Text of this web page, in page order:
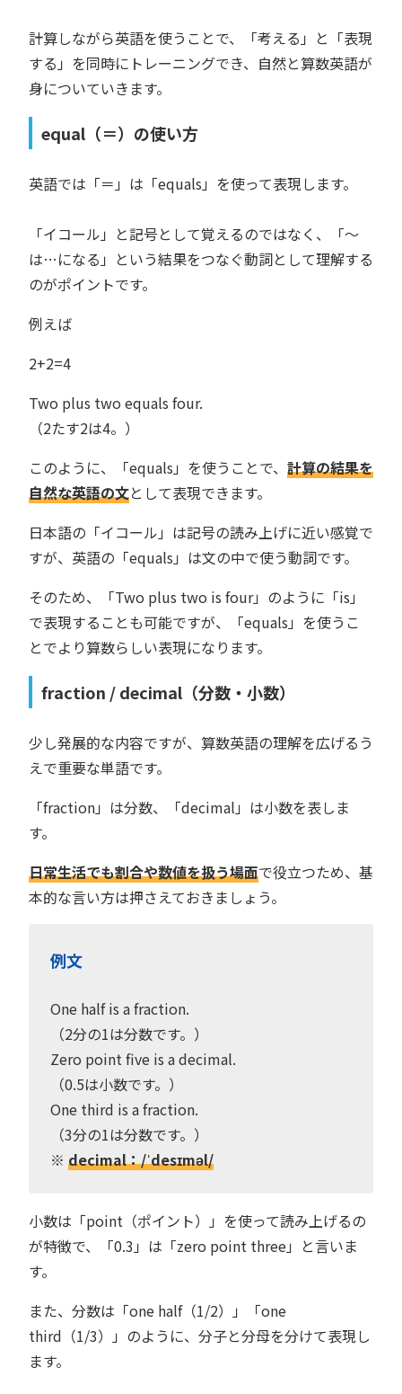
計算しながら英語を使うことで、「考える」と「表現
する」を同時にトレーニングでき、自然と算数英語が
身についていきます。
equal（＝）の使い方
英語では「＝」は「equals」を使って表現します。
「イコール」と記号として覚えるのではなく、「〜
は…になる」という結果をつなぐ動詞として理解する
のがポイントです。
例えば
2+2=4
Two plus two equals four.
（2たす2は4。）
このように、「equals」を使うことで、 計算の結果を
自然な英語の文として表現できます。
日本語の「イコール」は記号の読み上げに近い感覚で
すが、英語の「equals」は文の中で使う動詞です。
そのため、「Two plus two is four」のように「is」
で表現することも可能ですが、「equals」を使うこ
とでより算数らしい表現になります。
fraction / decimal（分数・小数）
少し発展的な内容ですが、算数英語の理解を広げるう
えで重要な単語です。
「fraction」は分数、「decimal」は小数を表しま
す。
日常生活でも割合や数値を扱う場面で役立つため、基
本的な言い方は押さえておきましょう。
例文
One half is a fraction.
（2分の1は分数です。）
Zero point five is a decimal.
（0.5は小数です。）
One third is a fraction.
（3分の1は分数です。）
※ decimal：/ˈdesɪməl/
小数は「point（ポイント）」を使って読み上げるの
が特徴で、「0.3」は「zero point three」と言いま
す。
また、分数は「one half（1/2）」「one
third（1/3）」のように、分子と分母を分けて表現し
ます。